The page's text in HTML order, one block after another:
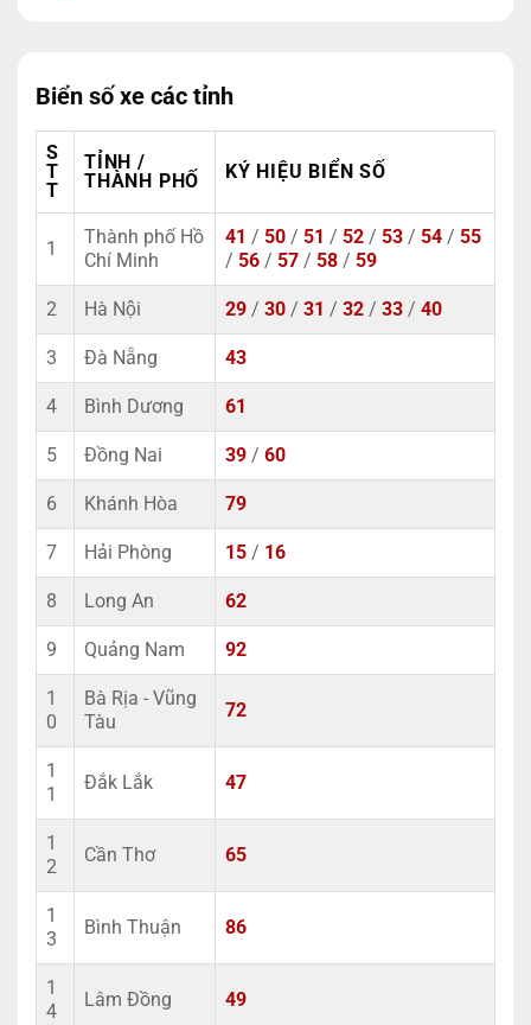
Biển số xe các tỉnh
S
T
T
TỈNH /
THÀNH PHỐ
KÝ HIỆU BIỂN SỐ
1
Thành phố Hồ
Chí Minh
41 / 50 / 51 / 52 / 53 / 54 / 55
/ 56 / 57 / 58 / 59
2 Hà Nội 29 / 30 / 31 / 32 / 33 / 40
3 Đà Nẵng 43
4 Bình Dương 61
5 Đồng Nai 39 / 60
6 Khánh Hòa 79
7 Hải Phòng 15 / 16
8 Long An 62
9 Quảng Nam 92
1
0
Bà Rịa - Vũng
Tàu
72
1
1
Đắk Lắk 47
1
2
Cần Thơ 65
1
3
Bình Thuận 86
1
4
Lâm Đồng 49